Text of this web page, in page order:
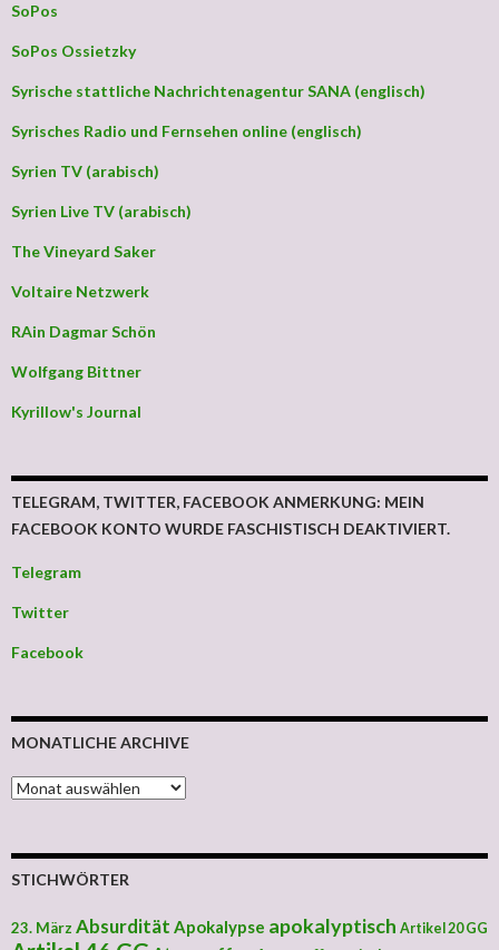
SoPos
SoPos Ossietzky
Syrische stattliche Nachrichtenagentur SANA (englisch)
Syrisches Radio und Fernsehen online (englisch)
Syrien TV (arabisch)
Syrien Live TV (arabisch)
The Vineyard Saker
Voltaire Netzwerk
RAin Dagmar Schön
Wolfgang Bittner
Kyrillow's Journal
TELEGRAM, TWITTER, FACEBOOK ANMERKUNG: MEIN
FACEBOOK KONTO WURDE FASCHISTISCH DEAKTIVIERT.
Telegram
Twitter
Facebook
MONATLICHE ARCHIVE
MONATLICHE ARCHIVE
STICHWÖRTER
23. März Absurdität Apokalypse apokalyptisch Artikel 20 GG